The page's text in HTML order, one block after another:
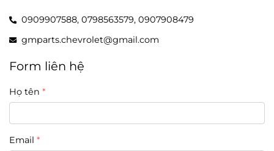
0909907588, 0798563579, 0907908479
gmparts.chevrolet@gmail.com
Form liên hệ
Họ tên
Email